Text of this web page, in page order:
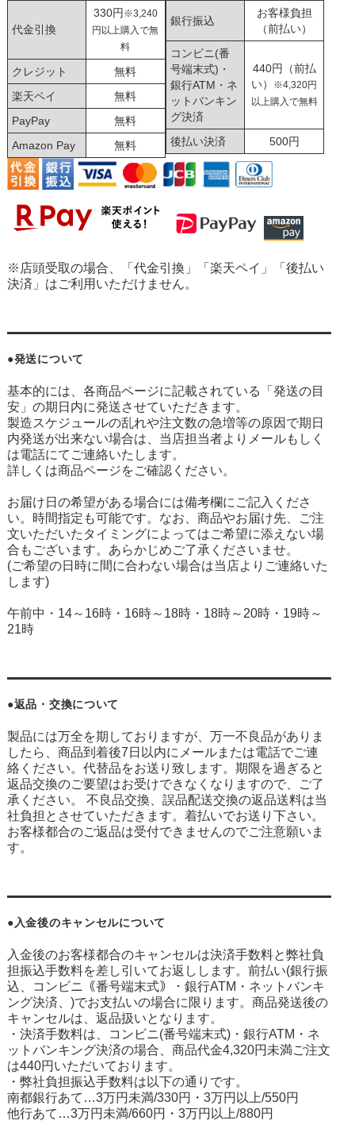
代金引換
330円※3,240
円以上購入で無
料
クレジット
無料
楽天ペイ
無料
PayPay
無料
Amazon Pay
無料
銀行振込
お客様負担
（前払い）
コンビニ(番
号端末式)・
銀行ATM・ネ
ットバンキン
グ決済
440円（前払
い）
※4,320円
以上購入で無料
後払い決済 500円
※店頭受取の場合、「代金引換」「楽天ペイ」「後払い
決済」はご利用いただけません。
●発送について
基本的には、各商品ページに記載されている「発送の目
安」の期日内に発送させていただきます。
製造スケジュールの乱れや注文数の急増等の原因で期日
内発送が出来ない場合は、当店担当者よりメールもしく
は電話にてご連絡いたします。
詳しくは商品ページをご確認ください。
お届け日の希望がある場合には備考欄にご記入くださ
い。時間指定も可能です。なお、商品やお届け先、ご注
文いただいたタイミングによってはご希望に添えない場
合もございます。あらかじめご了承くださいませ。
(ご希望の日時に間に合わない場合は当店よりご連絡いた
します)
午前中・14～16時・16時～18時・18時～20時・19時～
21時
●返品・交換について
製品には万全を期しておりますが、万一不良品がありま
したら、商品到着後7日以内にメールまたは電話でご連
絡ください。代替品をお送り致します。期限を過ぎると
返品交換のご要望はお受けできなくなりますので、ご了
承ください。 不良品交換、誤品配送交換の返品送料は当
社負担とさせていただきます。着払いでお送り下さい。
お客様都合のご返品は受付できませんのでご注意願いま
す。
●入金後のキャンセルについて
入金後のお客様都合のキャンセルは決済手数料と弊社負
担振込手数料を差し引いてお返しします。前払い(銀行振
込、コンビニ｟番号端末式｠・銀行ATM・ネットバンキ
ング決済、 )でお支払いの場合に限ります。商品発送後の
キャンセルは、返品扱いとなります。
・決済手数料は、コンビニ(番号端末式)・銀行ATM・ネ
ットバンキング決済の場合、商品代金4,320円未満ご注文
は440円いただいております。
・弊社負担振込手数料は以下の通りです。
南都銀行あて…3万円未満/330円・3万円以上/550円
他行あて…3万円未満/660円・3万円以上/880円